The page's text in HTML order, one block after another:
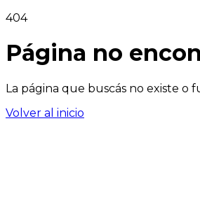
404
Página no
La página que buscás no existe o
Volver al inicio